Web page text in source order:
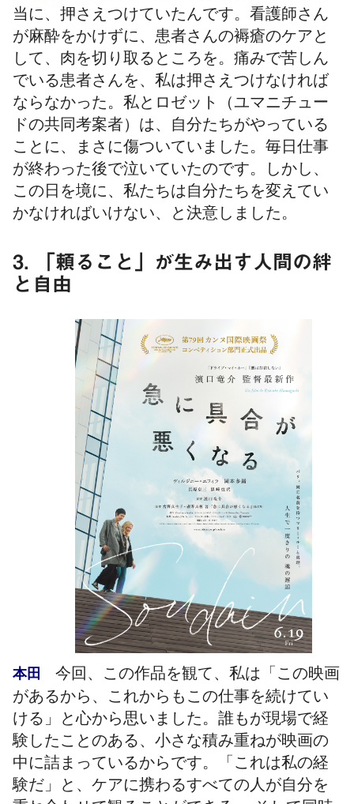
当に、押さえつけていたんです。看護師さん
が麻酔をかけずに、患者さんの褥瘡のケアと
して、肉を切り取るところを。痛みで苦しん
でいる患者さんを、私は押さえつけなければ
ならなかった。私とロゼット（ユマニチュー
ドの共同考案者）は、自分たちがやっている
ことに、まさに傷ついていました。毎日仕事
が終わった後で泣いていたのです。しかし、
この日を境に、私たちは自分たちを変えてい
かなければいけない、と決意しました。
3. 「頼ること」が生み出す人間の絆
と自由
本田今回、この作品を観て、私は「この映画
があるから、これからもこの仕事を続けてい
ける」と心から思いました。誰もが現場で経
験したことのある、小さな積み重ねが映画の
中に詰まっているからです。「これは私の経
験だ」と、ケアに携わるすべての人が自分を